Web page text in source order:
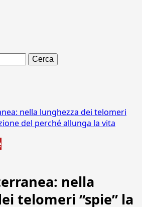
nella lunghezza dei telomeri
del perché allunga la vita
nella
telomeri “spie” la